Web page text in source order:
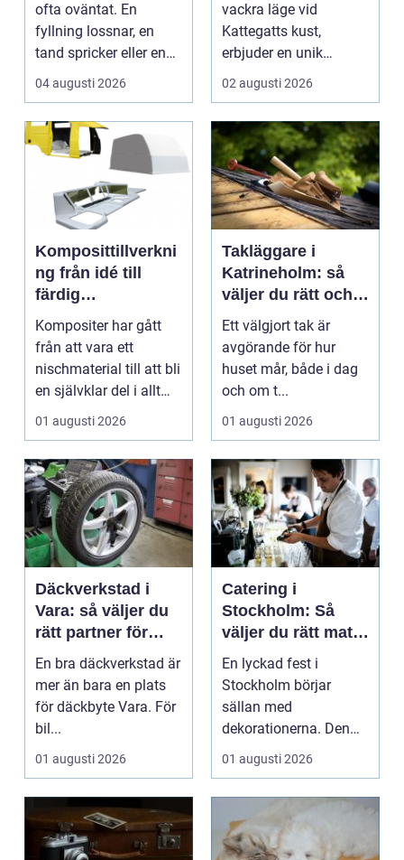
ofta oväntat. En
fyllning lossnar, en
tand spricker eller en
visdomstand svulln...
04 augusti 2026
vackra läge vid
Kattegatts kust,
erbjuder en unik
livsupplevelse för ...
02 augusti 2026
Komposittillverkni
ng från idé till
färdig
högpresterande
produkt
Kompositer har gått
från att vara ett
nischmaterial till att bli
en självklar del i allt
från vindkr...
01 augusti 2026
Takläggare i
Katrineholm: så
väljer du rätt och
får ett tak som
håller
Ett välgjort tak är
avgörande för hur
huset mår, både i dag
och om t...
01 augusti 2026
Däckverkstad i
Vara: så väljer du
rätt partner för
säker körning året
runt
En bra däckverkstad är
mer än bara en plats
för däckbyte Vara. För
bil...
01 augusti 2026
Catering i
Stockholm: Så
väljer du rätt mat
till ditt evenemang
En lyckad fest i
Stockholm börjar
sällan med
dekorationerna. Den
börjar i köket....
01 augusti 2026